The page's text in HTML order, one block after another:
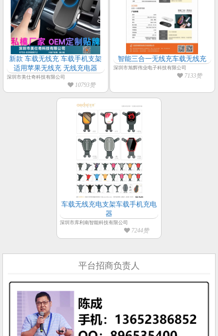
新款 车载无线充 车载手机支架
适用苹果无线充 无线充电器
深圳市美仕奇科技有限公司
10793赞
智能三合一无线充车载无线充
深圳市旭辉伟业电子科技有限公司
7133赞
车载无线充电支架车载手机充电
器
深圳市库利南智能科技有限公司
7244赞
平台招商负责人